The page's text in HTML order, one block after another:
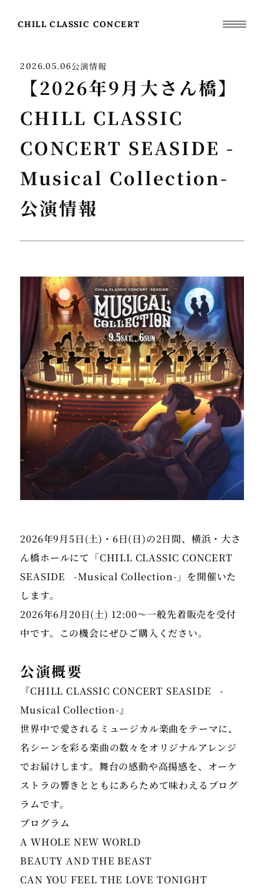
CHILL CLASSIC CONCERT
2026.05.06公演情報
【2026年9月大さん橋】
CHILL CLASSIC
CONCERT SEASIDE -
Musical Collection-
公演情報
2026年9月5日(土)・6日(日)の2日間、横浜・大さ
ん橋ホールにて「CHILL CLASSIC CONCERT
SEASIDE -Musical Collection-」を開催いた
します。
2026年6月20日(土) 12:00～一般先着販売を受付
中です。この機会にぜひご購入ください。
公演概要
『CHILL CLASSIC CONCERT SEASIDE -
Musical Collection-』
世界中で愛されるミュージカル楽曲をテーマに、
名シーンを彩る楽曲の数々をオリジナルアレンジ
でお届けします。舞台の感動や高揚感を、オーケ
ストラの響きとともにあらためて味わえるプログ
プログラム
A WHOLE NEW WORLD
BEAUTY AND THE BEAST
CAN YOU FEEL THE LOVE TONIGHT